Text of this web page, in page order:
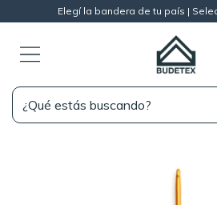
Elegí la bandera de tu país |